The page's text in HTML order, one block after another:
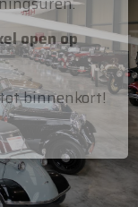
van
14
open op
binnenkort!